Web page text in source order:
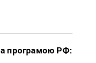
програмою РФ: